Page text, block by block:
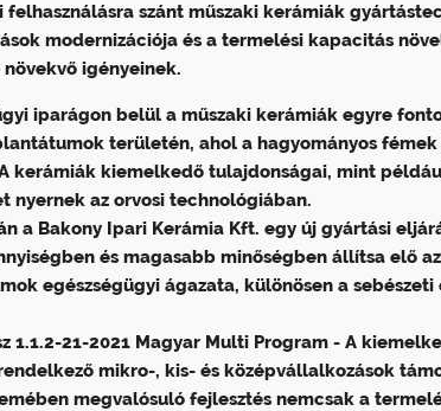
felhasználásra szánt műszaki kerámiák
modernizációja és a termelési kapacitás
igényeinek.
iparágon belül a műszaki kerámiák egyre
területén, ahol a hagyományos
kerámiák kiemelkedő tulajdonságai, mint
nyernek az orvosi technológiában.
a Bakony Ipari Kerámia Kft. egy új gyártási
és magasabb minőségben állítsa elő
egészségügyi ágazata, különösen a
1.1.2-21-2021 Magyar Multi Program - A
mikro-, kis- és középvállalkozások
megvalósuló fejlesztés nemcsak a